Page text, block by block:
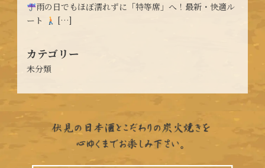
雨の日でもほぼ濡れずに「特等席」へ！最新・快適ル
ート
[…]
カテゴリー
未分類